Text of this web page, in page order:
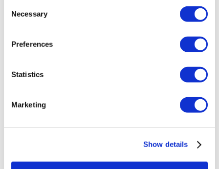
Selection
Necessary
Preferences
Statistics
Marketing
Show details
durchgeführt.
Wie es Funktioniert
Flymedi Empfehlungsprogramm
FAQ
Blog
Allgemeine Geschäftsbedingungen